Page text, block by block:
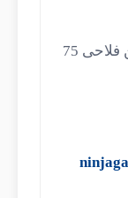
بلوار شهید فلاحی، بین فلاحی 75